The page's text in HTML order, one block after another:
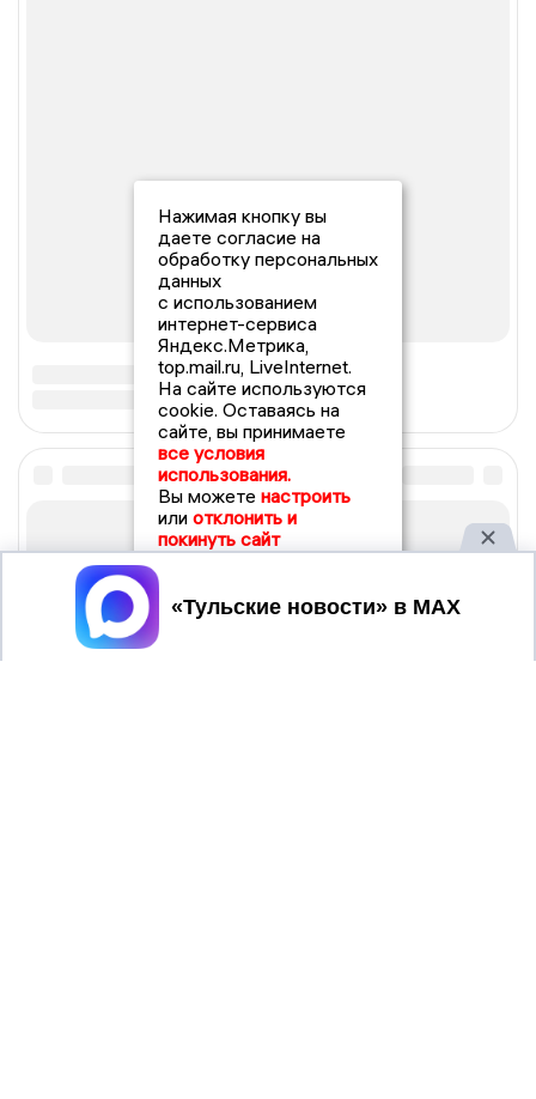
Нажимая кнопку вы
даете согласие на
обработку персональных
данных
с использованием
интернет-сервиса
Яндекс.Метрика,
top.mail.ru, LiveInternet.
На сайте используются
cookie. Оставаясь на
сайте, вы принимаете
все условия
использования.
Вы можете настроить
или отклонить и
покинуть сайт
Принять